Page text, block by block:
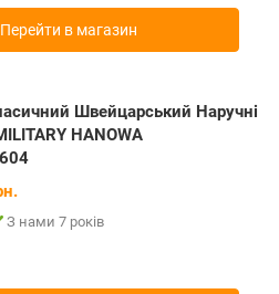
Перейти в магазин
Швейцарський Наручні
HANOWA
З нами 7 років